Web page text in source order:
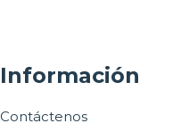
Información
Contáctenos